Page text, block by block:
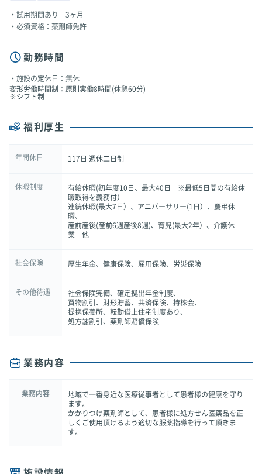
試用期間あり 3ヶ月
必須資格：薬剤師免許
勤務時間
施設の定休日：無休
変形労働時間制：原則実働8時間(休憩60分)
※シフト制
福利厚生
年間休日 117日 週休二日制
休暇制度
有給休暇(初年度10日、最大40日 ※最低5日間の有給休
暇取得を義務付）
連続休暇(最大7日）、アニバーサリー(1日）、慶弔休
暇、
産前産後(産前6週産後8週)、育児(最大2年）、介護休
業 他
社会保険 厚生年金、健康保険、雇用保険、労災保険
その他待遇
社会保険完備、確定拠出年金制度、
買物割引、財形貯蓄、共済保険、持株会、
提携保養所、転勤借上住宅制度あり、
処方箋割引、薬剤師賠償保険
業務内容
業務内容
地域で一番身近な医療従事者として患者様の健康を守り
ます。
かかりつけ薬剤師として、患者様に処方せん医薬品を正
しくご使用頂けるよう適切な服薬指導を行って頂きま
す。